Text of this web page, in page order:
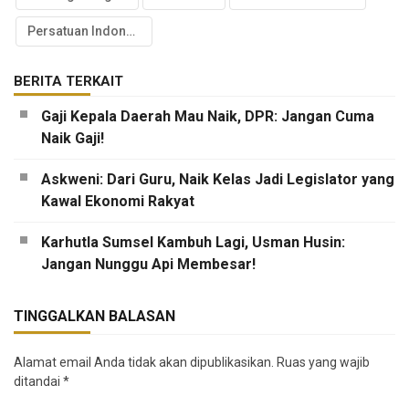
Persatuan Indonesia
BERITA TERKAIT
Gaji Kepala Daerah Mau Naik, DPR: Jangan Cuma
Naik Gaji!
Askweni: Dari Guru, Naik Kelas Jadi Legislator yang
Kawal Ekonomi Rakyat
Karhutla Sumsel Kambuh Lagi, Usman Husin:
Jangan Nunggu Api Membesar!
TINGGALKAN BALASAN
Alamat email Anda tidak akan dipublikasikan. Ruas yang wajib
ditandai *